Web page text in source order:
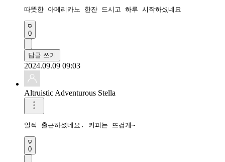
따뜻한 아메리카노 한잔 드시고 하루 시작하셨네요
0
답글 쓰기
2024.09.09 09:03
Altruistic Adventurous Stella
일찍 출근하셨네요. 커피는 뜨겁게~
0